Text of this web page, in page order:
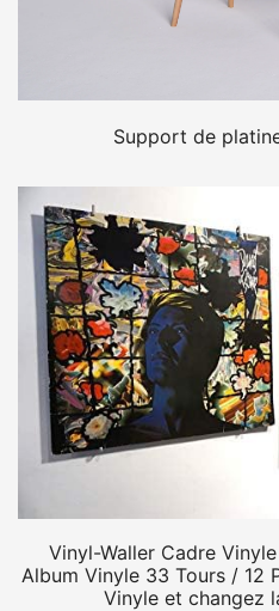
Support de
Vinyl-Waller Cadre
Album Vinyle 33 Tours / 12
Vinyle et changez